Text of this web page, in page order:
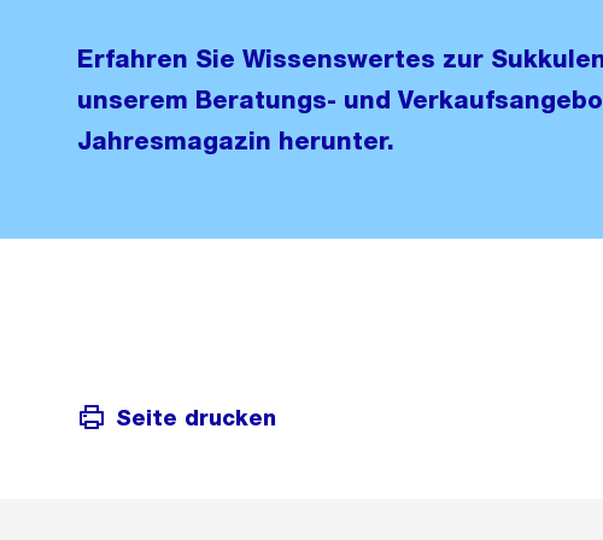
Erfahren Sie Wissenswertes zur
unserem Beratungs- und
Jahresmagazin herunter.
Seite drucken